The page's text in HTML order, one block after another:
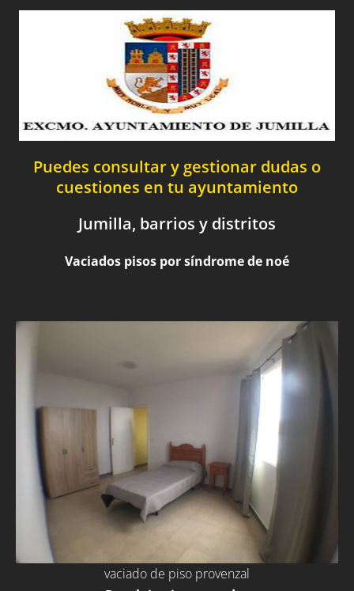
Puedes consultar y gestionar dudas o
cuestiones en tu ayuntamiento
Jumilla, barrios y distritos
Vaciados pisos por síndrome de noé
vaciado de piso provenzal